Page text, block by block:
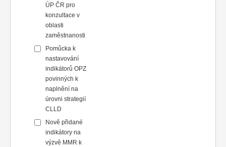
ÚP ČR pro
konzultace v
oblasti
zaměstnanosti
Pomůcka k
nastavování
indikátorů OPZ
povinných k
naplnění na
úrovni strategií
CLLD
Nově přidané
indikátory na
výzvě MMR k